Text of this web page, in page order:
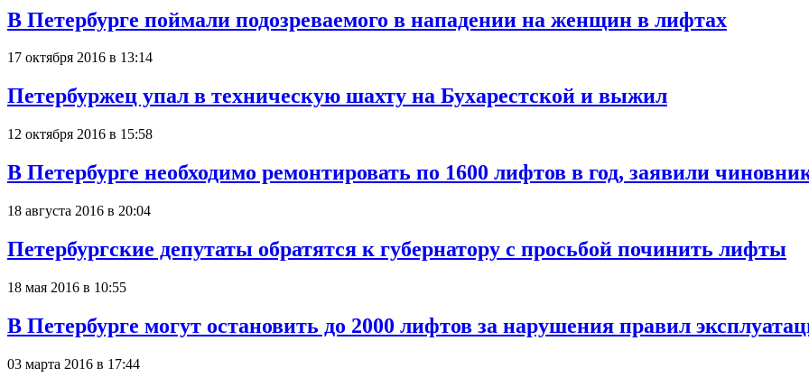
В Петербурге поймали подозреваемого в нападении на женщин в лифтах
17 октября 2016 в 13:14
Петербуржец упал в техническую шахту на Бухарестской и выжил
12 октября 2016 в 15:58
В Петербурге необходимо ремонтировать по 1600 лифтов в год, заявили
18 августа 2016 в 20:04
Петербургские депутаты обратятся к губернатору с просьбой починить лифты
18 мая 2016 в 10:55
В Петербурге могут остановить до 2000 лифтов за нарушения правил
03 марта 2016 в 17:44